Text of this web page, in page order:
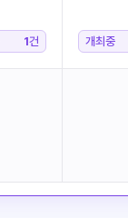
1건 개최중